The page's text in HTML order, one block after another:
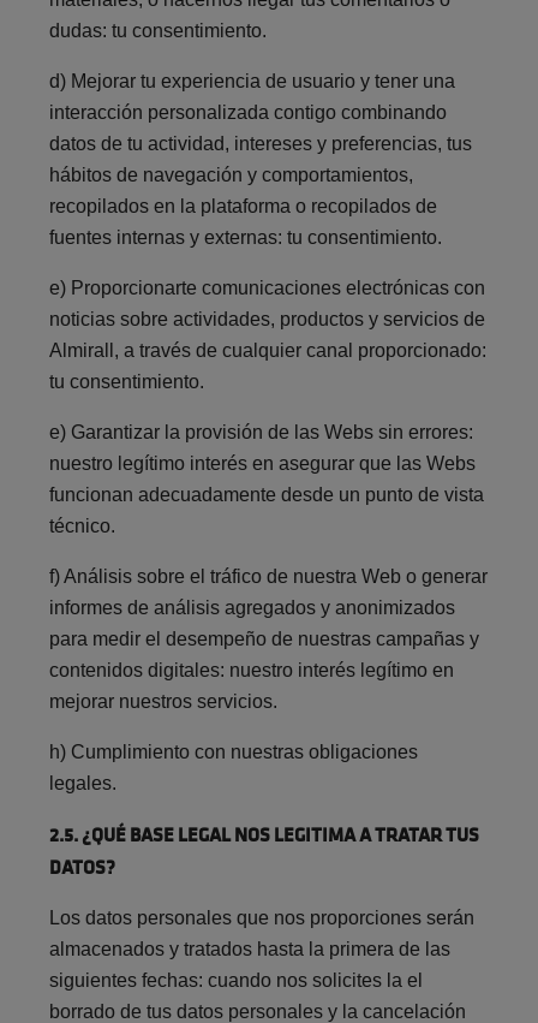
dudas: tu consentimiento.
d) Mejorar tu experiencia de usuario y tener una
interacción personalizada contigo combinando
datos de tu actividad, intereses y preferencias, tus
hábitos de navegación y comportamientos,
recopilados en la plataforma o recopilados de
fuentes internas y externas: tu consentimiento.
e) Proporcionarte comunicaciones electrónicas con
noticias sobre actividades, productos y servicios de
Almirall, a través de cualquier canal proporcionado:
tu consentimiento.
e) Garantizar la provisión de las Webs sin errores:
nuestro legítimo interés en asegurar que las Webs
funcionan adecuadamente desde un punto de vista
técnico.
f) Análisis sobre el tráfico de nuestra Web o generar
informes de análisis agregados y anonimizados
para medir el desempeño de nuestras campañas y
contenidos digitales: nuestro interés legítimo en
mejorar nuestros servicios.
h) Cumplimiento con nuestras obligaciones
legales.
2.5. ¿QUÉ BASE LEGAL NOS LEGITIMA A TRATAR TUS
DATOS?
Los datos personales que nos proporciones serán
almacenados y tratados hasta la primera de las
siguientes fechas: cuando nos solicites la el
borrado de tus datos personales y la cancelación